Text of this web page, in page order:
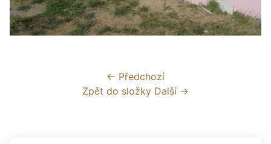
← Předchozí
Zpět do složky Další →